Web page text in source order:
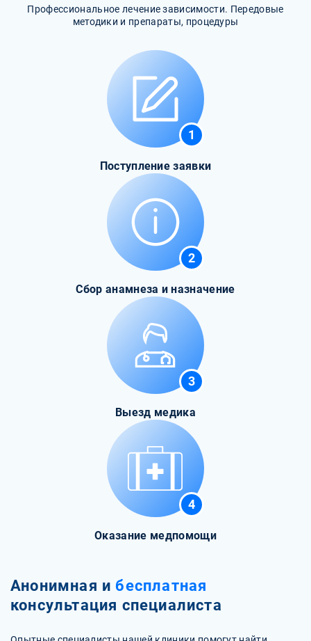
Профессиональное лечение зависимости. Передовые
методики и препараты, процедуры
1
Поступление заявки
2
Сбор анамнеза и назначение
3
Выезд медика
4
Оказание медпомощи
Анонимная и бесплатная
консультация специалиста